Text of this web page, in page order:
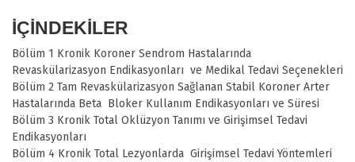
İÇİNDEKİLER
Bölüm 1 Kronik Koroner Sendrom Hastalarında
Revaskülarizasyon Endikasyonları ve Medikal Tedavi Seçenekleri
Bölüm 2 Tam Revaskülarizasyon Sağlanan Stabil Koroner Arter
Hastalarında Beta Bloker Kullanım Endikasyonları ve Süresi
Bölüm 3 Kronik Total Oklüzyon Tanımı ve Girişimsel Tedavi
Endikasyonları
Bölüm 4 Kronik Total Lezyonlarda Girişimsel Tedavi Yöntemleri